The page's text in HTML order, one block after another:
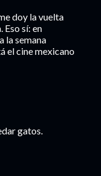
doy la vuelta
Eso sí: en
la semana
el cine mexicano
gatos.